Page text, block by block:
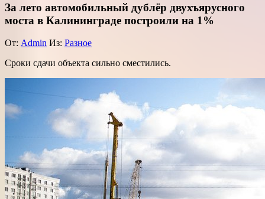
За лето автомобильный дублёр двухъярусного
моста в Калининграде построили на 1%
От: Admin Из: Разное
Сроки сдачи объекта сильно сместились.